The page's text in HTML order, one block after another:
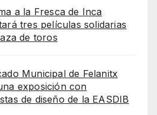
a la Fresca de Inca
tres películas solidarias
de toros
Municipal de Felanitx
exposición con
de diseño de la EASDIB